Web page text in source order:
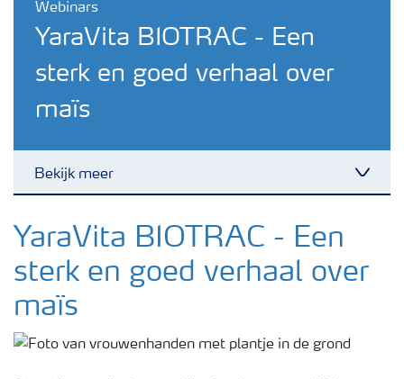
Webinars
YaraVita BIOTRAC - Een
sterk en goed verhaal over
maïs
Bekijk meer
Nieuwsbrieven
Gewassen
Meststoffen
YaraVita BIOTRAC - Een
sterk en goed verhaal over
maïs